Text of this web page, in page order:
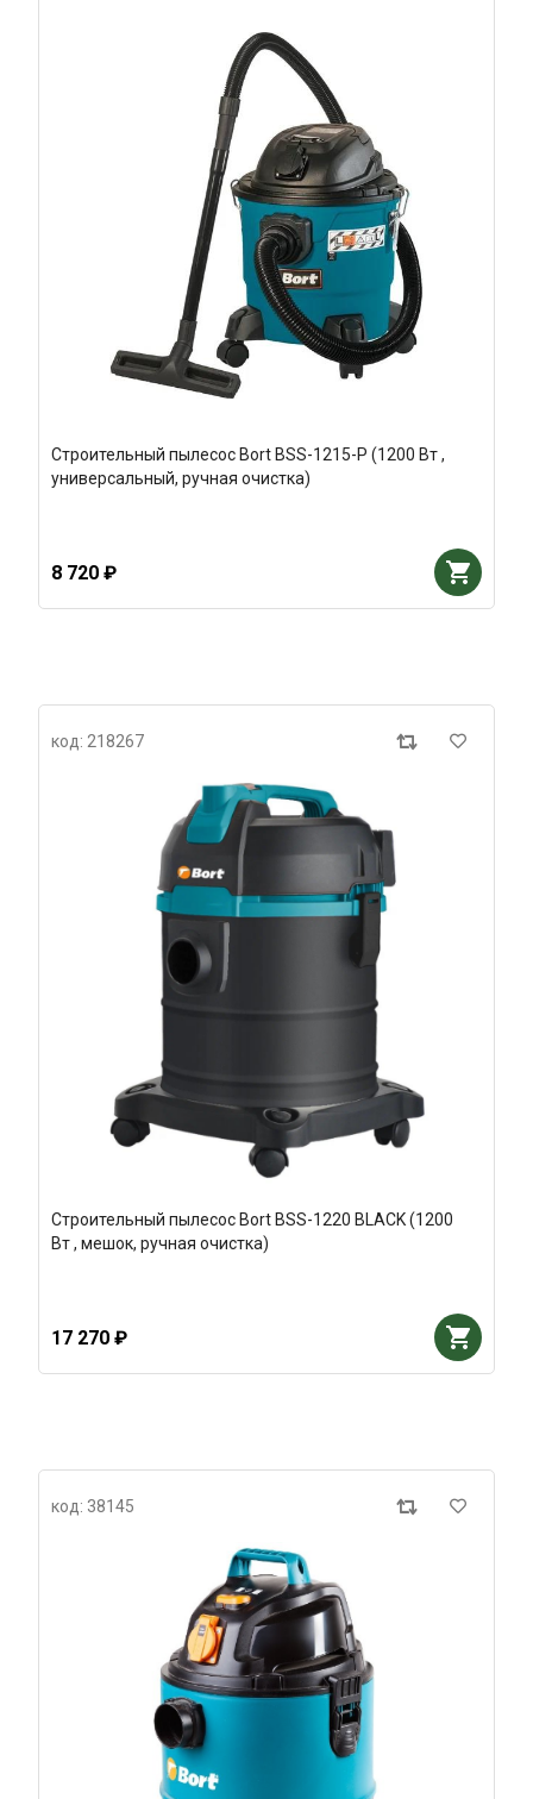
Строительный пылесос Bort BSS-1215-P (1200 Вт ,
универсальный, ручная очистка)
8 720 ₽
код: 218267
Строительный пылесос Bort BSS-1220 BLACK (1200
Вт , мешок, ручная очистка)
17 270 ₽
код: 38145